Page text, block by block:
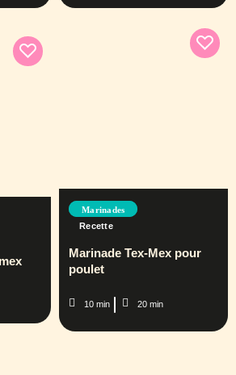
Marinades
Recette
Marinade Tex-Mex pour
poulet
10 min 20 min